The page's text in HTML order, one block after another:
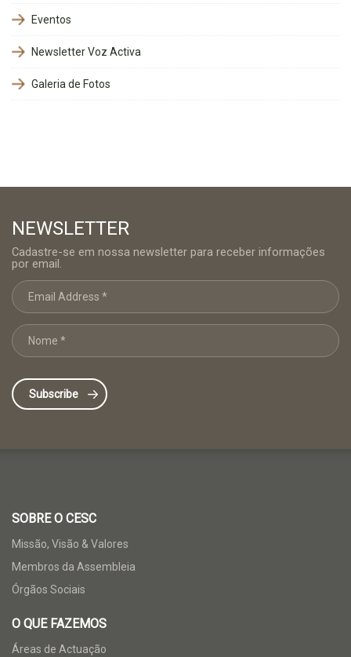
Eventos
Newsletter Voz Activa
Galeria de Fotos
NEWSLETTER
Cadastre-se em nossa newsletter para receber informações
por email.
SOBRE O CESC
Missão, Visão & Valores
Membros da Assembleia
Órgãos Sociais
O QUE FAZEMOS
Áreas de Actuação